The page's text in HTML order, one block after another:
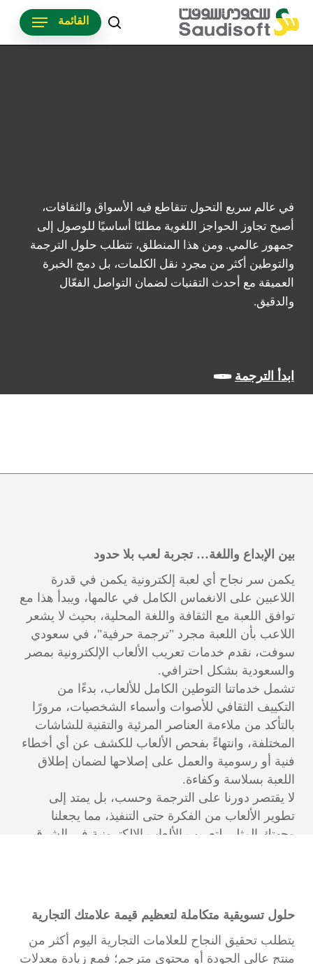
search
القائمة
في عالم سريع التحول تتقاطع فيه الأسواق والثقافات،
أصبح تجاوز الحواجز اللغوية مطلبًا أساسيًا للوصول إلى
جمهور عالمي. ومن هذا المنطلق، تتطلب حلول الترجمة
والتوطين أكثر من مجرد نقل الكلمات، بل دمج الخبرة
العميقة مع أحدث التقنيات لضمان التواصل الفعّال
والدقيق.
ابدأ الترجمة
بين الإبداع واللغة… تجربة لعب بلا حدود
يكمن سر نجاح أي لعبة إلكترونية يكمن في قدرة
اللاعبين على الانغماس الكامل في عالمها، ويبدأ هذا مع
توافق اللعبة مع الثقافة واللغة المحلية، بحيث لا يشعر
اللاعب بأن اللعبة مجرد "ترجمة حرفية"، في سعودي
سوفت، نقدم خدمات تعريب الألعاب الإلكترونية بمصر
والسعودية بشكل احترافي.
تشمل خدماتنا التوطين الكامل للألعاب، بدءًا من
التكييف الثقافي للأصوات وأسماء الشخصيات، مرورًا
بالتأكد من ملاءمة العناصر المرئية والتقنية للشاشات
المختلفة، وانتهاءً بفحص الألعاب للكشف عن أي أخطاء
فنية أو رسومية والعمل على إصلاحها لضمان إطلاق
اللعبة بسلاسة وكفاءة.
لا يقتصر دورنا على الترجمة وحسب، بل يمتد إلى
تطوير الألعاب من الفكرة حتى التنفيذ، مما يجعلنا
وجهتك المثلى لتعريب الألعاب الإلكترونية في الشرق
حلول تسويقية متكاملة لتعظيم قيمة علامتك التجارية
يتطلب تحقيق النجاح للعلامات التجارية اليوم أكثر من
منتج عالي الجودة أو محتوى مترجم؛ فمع زيادة معدلات